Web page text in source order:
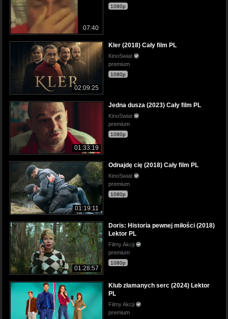
07:40
1080p
02:09:25
Kler (2018) Cały film PL
KinoSwiat
premium
1080p
01:33:19
Jedna dusza (2023) Cały film PL
KinoSwiat
premium
1080p
01:19:11
Odnajdę cię (2018) Cały film PL
KinoSwiat
premium
1080p
01:28:57
Doris: Historia pewnej miłości (2018)
Lektor PL
Filmy Akcji
premium
1080p
Klub złamanych serc (2024) Lektor
PL
Filmy Akcji
premium